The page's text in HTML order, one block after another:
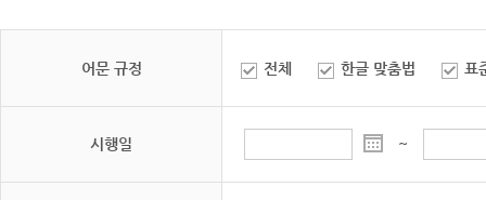
어문 규정 전체 한글 맞춤법 표
시행일 ~